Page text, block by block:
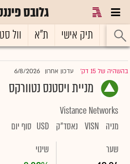
גלובס
ראשי תיק אישי ת"א וול
בהשהיה של 15 דק' |עדכון אחרון 6/8/2026
מניית ויסטנס נטוורקס
Vistance Networks
מניה
VISN נאסד"ק USD סוף יום
שער
שינוי